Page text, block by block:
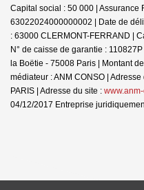
Capital social : 50 000 | Assurance
63022024000000002 | Date de
: 63000 CLERMONT-FERRAND |
N° de caisse de garantie :
la Boëtie - 75008 Paris | Montant
médiateur : ANM CONSO |
PARIS | Adresse du site :
04/12/2017 Entreprise